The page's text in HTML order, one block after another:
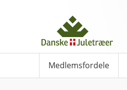
Medlemsfordele